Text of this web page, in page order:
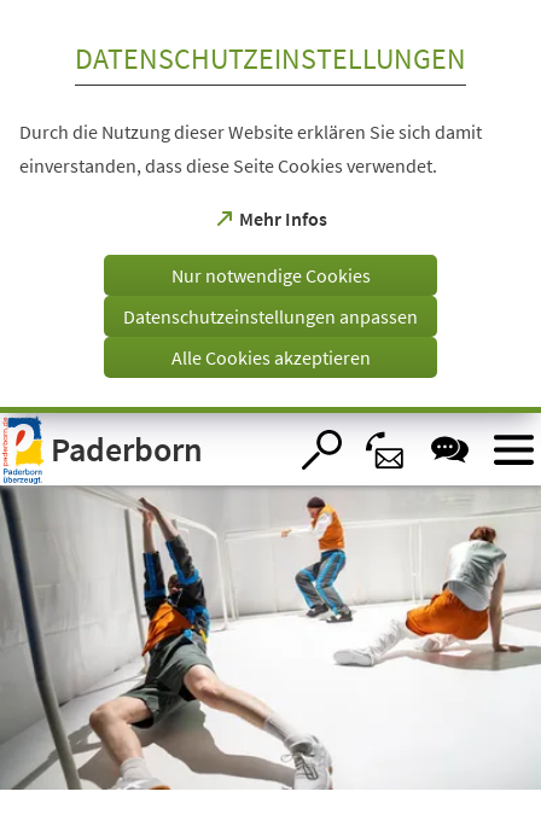
Visuelle
Assistenzsoftware
öffnen.
DATENSCHUTZEINSTELLUNGEN
Durch die Nutzung dieser Website erklären Sie sich damit
einverstanden, dass diese Seite Cookies verwendet.
Mehr Infos
(Öffnet
einem
Tab)
Nur notwendige Cookies
Datenschutzeinstellungen anpassen
Alle Cookies akzeptieren
Paderborn